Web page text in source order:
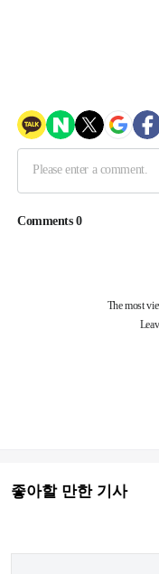
좋아할 만한 기사